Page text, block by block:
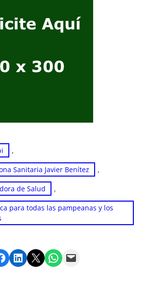
,
Sanitaria Javier Benítez ,
de Salud ,
para todas las pampeanas y los
LinkedIn Twitter WhatsApp Email